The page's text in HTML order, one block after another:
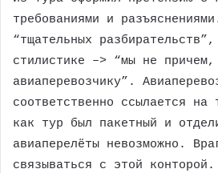
требованиями и
“тщательных
стилистике –> “мы не причем,
авиаперевозчику”.
соответственно ссылается на
как тур был пакетный и
авиаперелёты невозможно.
связываться с этой